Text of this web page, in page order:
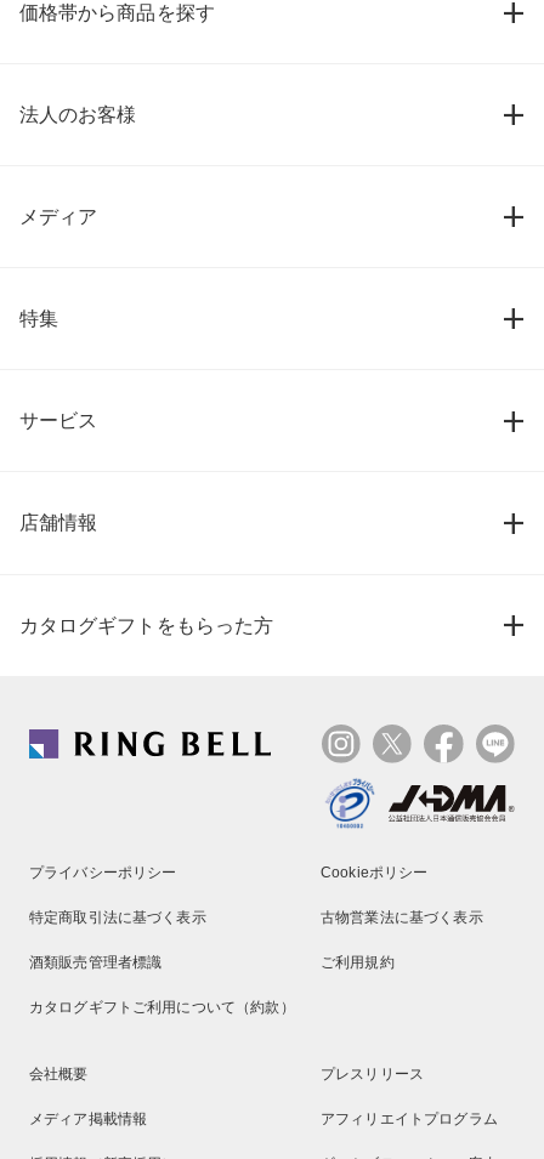
価格帯から商品を探す
法人のお客様
メディア
特集
サービス
店舗情報
カタログギフトをもらった方
プライバシーポリシー Cookieポリシー
特定商取引法に基づく表示 古物営業法に基づく表示
酒類販売管理者標識 ご利用規約
カタログギフトご利用について（約款）
会社概要 プレスリリース
メディア掲載情報 アフィリエイトプログラム